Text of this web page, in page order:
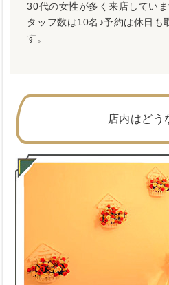
30代の女性が多く来店してい
タッフ数は10名♪予約は休日も
す。
店内はどう